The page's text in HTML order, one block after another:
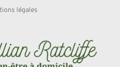
légales